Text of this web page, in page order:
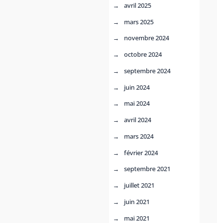
avril 2025
mars 2025
novembre 2024
octobre 2024
septembre 2024
juin 2024
mai 2024
avril 2024
mars 2024
février 2024
septembre 2021
juillet 2021
juin 2021
mai 2021